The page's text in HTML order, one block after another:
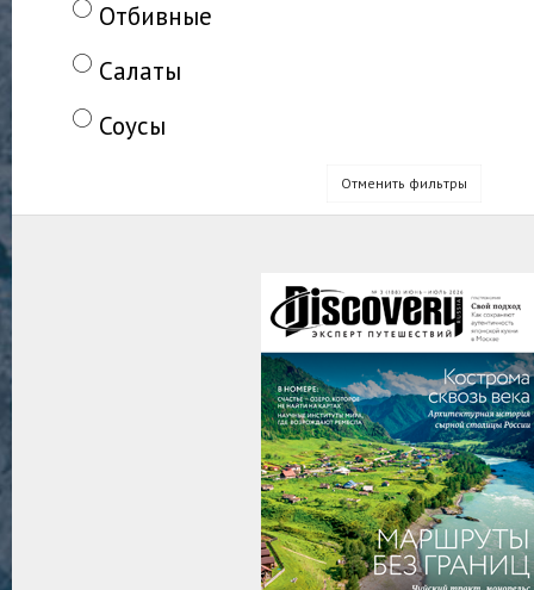
Отбивные
Салаты
Соусы
Отменить фильтры